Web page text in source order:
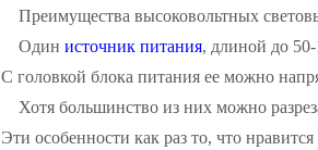
Преимущества высоковольтных
Один источник питания, длиной до
С головкой блока питания ее можно
Хотя большинство из них можно
Эти особенности как раз то, что